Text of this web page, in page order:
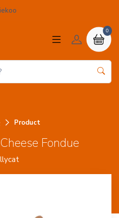
0
Product
Fondue